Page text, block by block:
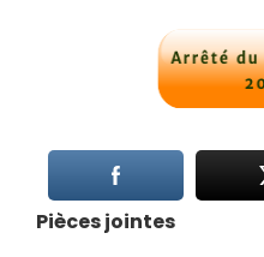
Pièces jointes